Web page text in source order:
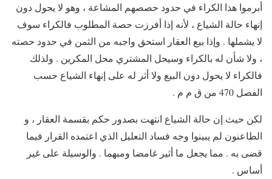
أبرموا هذا الكراء في حدود حصصهم المشاعة ، وهو لا يحول دون
إنهاء حالة الشياع ، لأنه إذا أفرزت حصة المطلوب فالكراء سوف
لا يشملها . وإذا بيع العقار استحق واجبه من الثمن في حدود حصته
، ولا شأن له بالكراء وسيحل المشتري محل المكرين . ولذلك
فالكراء لا يحول دون البيع ولا أثر له على إنهاء الشياع حسب
الفصل 470 من ق م م .
لكن حيث إن حالة الشياع انتهت بصدور حكم بقسمة العقار ، و
الطاعنون لم يبينوا وجه فساد التعليل الذي اعتمده القرار فيما
قضى به . مما يجعل ما أثير غامضا ومبهما . والوسيلة على غير
أساس .